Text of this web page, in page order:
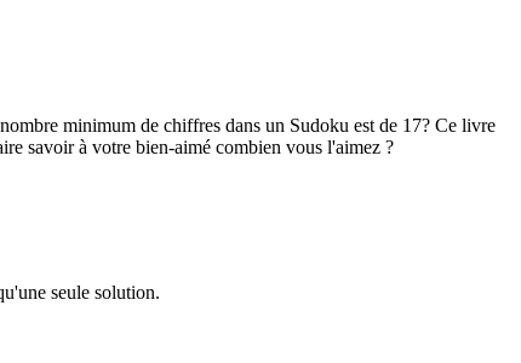
minimum de chiffres dans un Sudoku est de 17? Ce livre
savoir à votre bien-aimé combien vous l'aimez ?
seule solution.